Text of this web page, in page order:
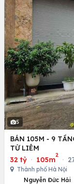
5
BÁN 105M - 9
TỪ LIÊM
32 tỷ · 105m
2
·
Thành phố Hà Nội
Nguyễn Đức Hải